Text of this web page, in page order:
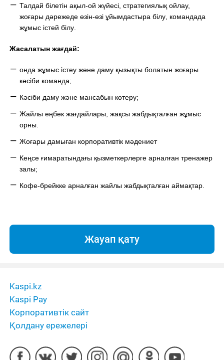
Талдай білетін ақыл-ой жүйесі , стратегиялық ойлау,
жоғары дәрежеде өзін-өзі ұйымдастыра білу , командада
жұмыс істей білу
Жасалатын жағдай:
онда жұмыс істеу және даму қызықтыболатын жоғары
кәсіби команда;
Кәсіби даму және мансабын көтеру;
Жайлы еңбек жағдайлары, жақсы жабдықталған жұмыс
орны.
Жоғары дамыған корпоративтік мәдениет
Кеңсе ғимаратындағы қызметкерлерге арналған тренажер
залы;
Кофе-брейкке арналған жайлы жабдықталған аймақтар.
Жауап қату
Kaspi.kz
Kaspi Pay
Корпоративтік сайт
Қолдану ережелері